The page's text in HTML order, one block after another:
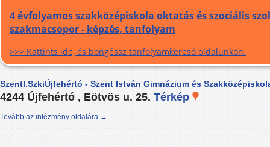
4 évfolyamos szakközépiskola oktatás és szociális
szakmacsopor - képzés, tanfolyam
>>> Kattints ide, és böngéssz tanfolyamkereső oldalunkon.
SzentI.SzkiÚjfehértó - Szent István Gimnázium és
4244 Újfehértó , Eötvös u. 25. Térkép
Tovább az intézmény oldalára →